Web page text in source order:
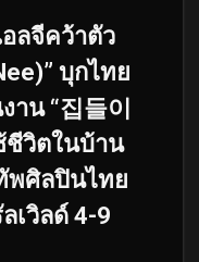
ลจีคว้าตัว
บุกไทย
น “집들이
ชีวิตในบ้าน
พศิลปินไทย
เวิลด์ 4-9